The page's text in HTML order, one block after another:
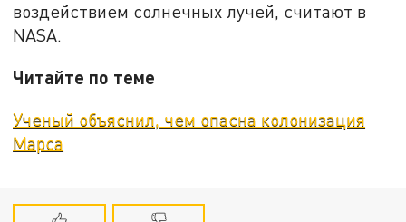
воздействием солнечных лучей, считают в
NASA.
Читайте по теме
Ученый объяснил, чем опасна колонизация
Марса